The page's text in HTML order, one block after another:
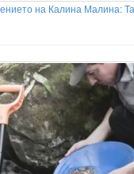
на Калина Малина: